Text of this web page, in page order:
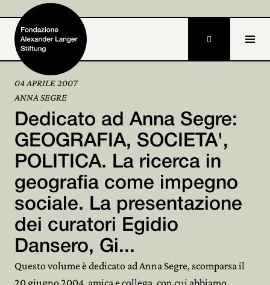
Fondazione
Attività e progetti
Alexander Langer
Archivio
Partecipa

04 APRILE 2007
ANNA SEGRE
Dedicato ad Anna Segre:
GEOGRAFIA, SOCIETA',
POLITICA. La ricerca in
geografia come impegno
sociale. La presentazione
dei curatori Egidio
Dansero, Gi...
Questo volume è dedicato ad Anna Segre, scomparsa il
20 giugno 2004, amica e collega, con cui abbiamo